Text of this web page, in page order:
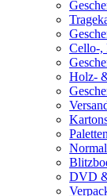
Cello-,
Holz-
Paletten
DVD